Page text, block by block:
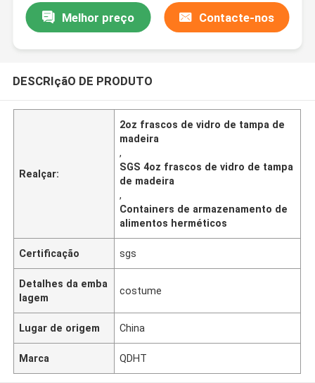
Melhor preço Contacte-nos
DESCRIçãO DE PRODUTO
Realçar:
2oz frascos de vidro de tampa de
madeira
,
SGS 4oz frascos de vidro de tampa
de madeira
,
Containers de armazenamento de
alimentos herméticos
Certificação sgs
Detalhes da emba
lagem
costume
Lugar de origem China
Marca QDHT